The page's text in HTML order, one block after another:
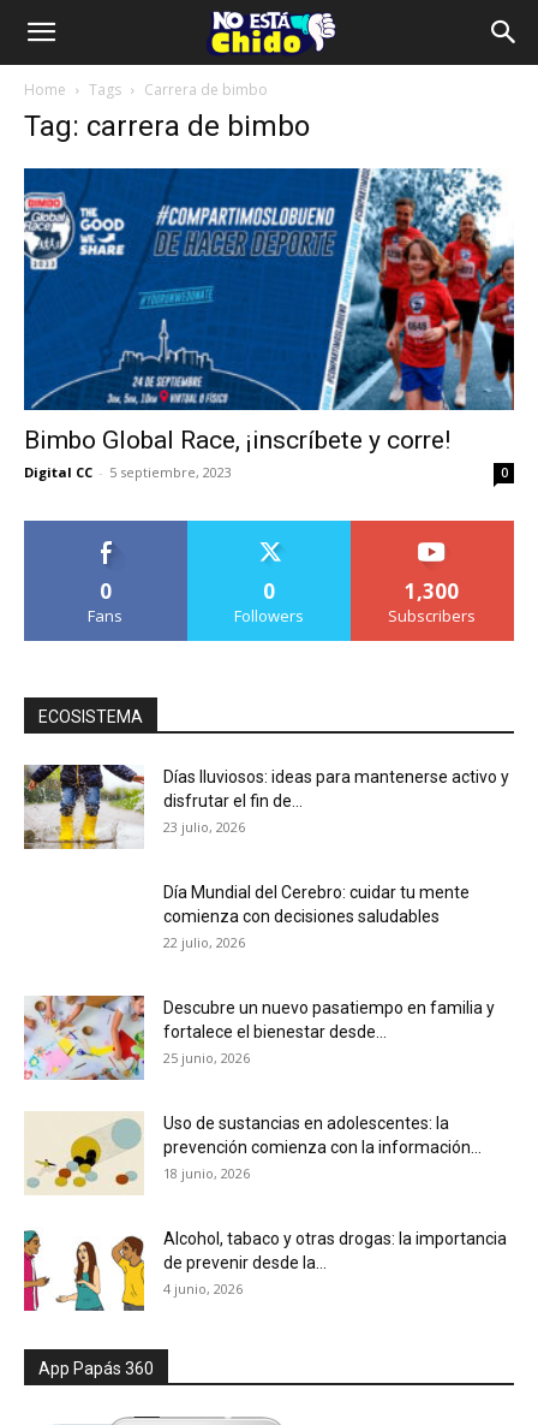
Home Tags Carrera de bimbo
Tag: carrera de bimbo
Bimbo Global Race, ¡inscríbete y corre!
Digital CC - 5 septiembre, 2023 0
0
Fans
0
Followers
1,300
Subscribers
ECOSISTEMA
Días lluviosos: ideas para mantenerse activo y
disfrutar el fin de...
23 julio, 2026
Día Mundial del Cerebro: cuidar tu mente
comienza con decisiones saludables
22 julio, 2026
Descubre un nuevo pasatiempo en familia y
fortalece el bienestar desde...
25 junio, 2026
Uso de sustancias en adolescentes: la
prevención comienza con la información...
18 junio, 2026
Alcohol, tabaco y otras drogas: la importancia
de prevenir desde la...
4 junio, 2026
App Papás 360